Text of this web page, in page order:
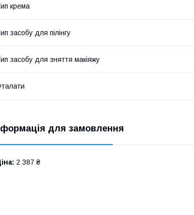
крема
засобу для пілінгу
засобу для зняття макіяжу
для замовлення
2 387 ₴